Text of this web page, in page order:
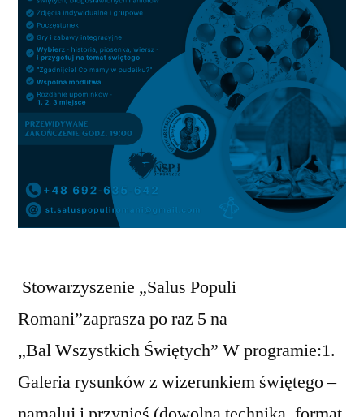
Stowarzyszenie „Salus Populi
Romani”zaprasza po raz 5 na
„Bal Wszystkich Świętych” W programie:1.
Galeria rysunków z wizerunkiem świętego –